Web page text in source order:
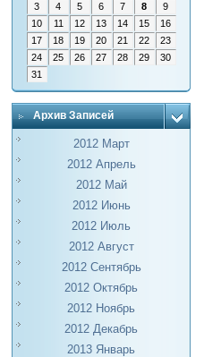
3
4 5 6 7 8
9
10
11 12 13 14 15
16
17
18 19 20 21 22
23
24
25 26 27 28 29
30
31
Архив Записей
2012 Март
2012 Апрель
2012 Май
2012 Июнь
2012 Июль
2012 Август
2012 Сентябрь
2012 Октябрь
2012 Ноябрь
2012 Декабрь
2013 Январь